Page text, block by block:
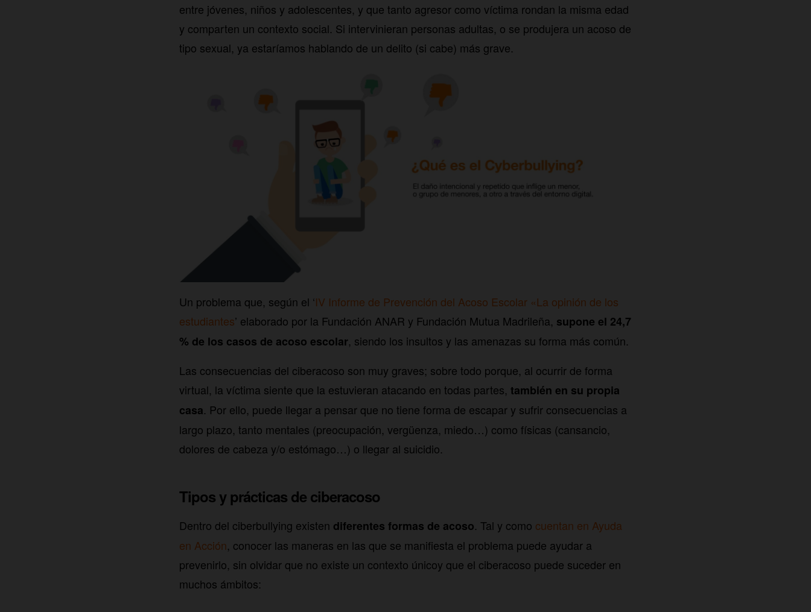
entre jóvenes, niños y adolescentes, y que tanto agresor como víctima rondan la misma edad
y comparten un contexto social. Si intervinieran personas adultas, o se produjera un acoso de
tipo sexual, ya estaríamos hablando de un delito (si cabe) más grave.
Un problema que, según el ‘IV Informe de Prevención del Acoso Escolar «La opinión de los
estudiantes’ elaborado por la Fundación ANAR y Fundación Mutua Madrileña, supone el 24,7
% de los casos de acoso escolar, siendo los insultos y las amenazas su forma más común.
Las consecuencias del ciberacoso son muy graves; sobre todo porque, al ocurrir de forma
virtual, la víctima siente que la estuvieran atacando en todas partes, también en su propia
casa. Por ello, puede llegar a pensar que no tiene forma de escapar y sufrir consecuencias a
largo plazo, tanto mentales (preocupación, vergüenza, miedo…) como físicas (cansancio,
dolores de cabeza y/o estómago…) o llegar al suicidio.
Tipos y prácticas de ciberacoso
Dentro del ciberbullying existen diferentes formas de acoso. Tal y como cuentan en Ayuda
en Acción, conocer las maneras en las que se manifiesta el problema puede ayudar a
prevenirlo, sin olvidar que no existe un contexto únicoy que el ciberacoso puede suceder en
muchos ámbitos: